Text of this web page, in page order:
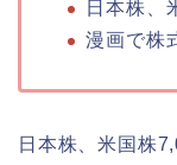
日本株、
漫画で株
日本株、米国株